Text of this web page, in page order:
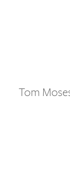
Tom